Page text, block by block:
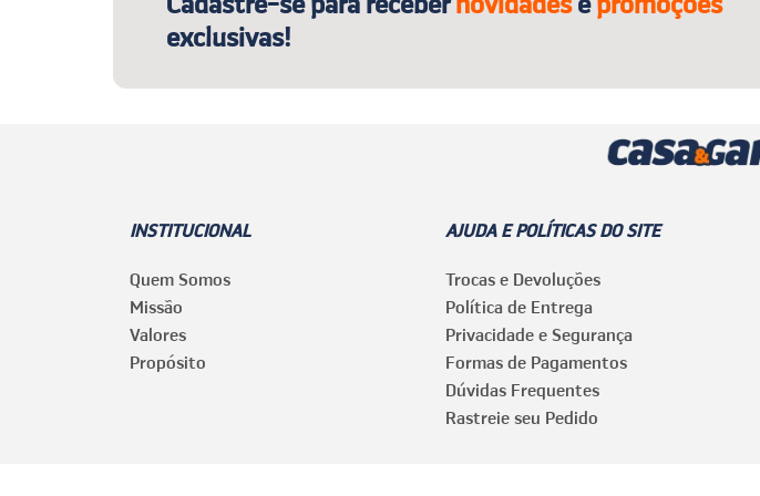
exclusivas!
INSTITUCIONAL
Quem Somos
Missão
Valores
Propósito
AJUDA E POLÍTICAS DO SITE
Trocas e Devoluções
Política de Entrega
Privacidade e Segurança
Formas de Pagamentos
Dúvidas Frequentes
Rastreie seu Pedido